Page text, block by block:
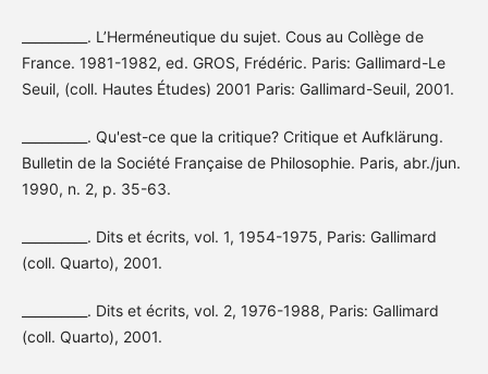
__________. L’Herméneutique du sujet. Cous au Collège de
France. 1981-1982, ed. GROS, Frédéric. Paris: Gallimard-Le
Seuil, (coll. Hautes Études) 2001 Paris: Gallimard-Seuil, 2001.
__________. Qu'est-ce que la critique? Critique et Aufklärung.
Bulletin de la Société Française de Philosophie. Paris, abr./jun.
1990, n. 2, p. 35-63.
__________. Dits et écrits, vol. 1, 1954-1975, Paris: Gallimard
(coll. Quarto), 2001.
__________. Dits et écrits, vol. 2, 1976-1988, Paris: Gallimard
(coll. Quarto), 2001.